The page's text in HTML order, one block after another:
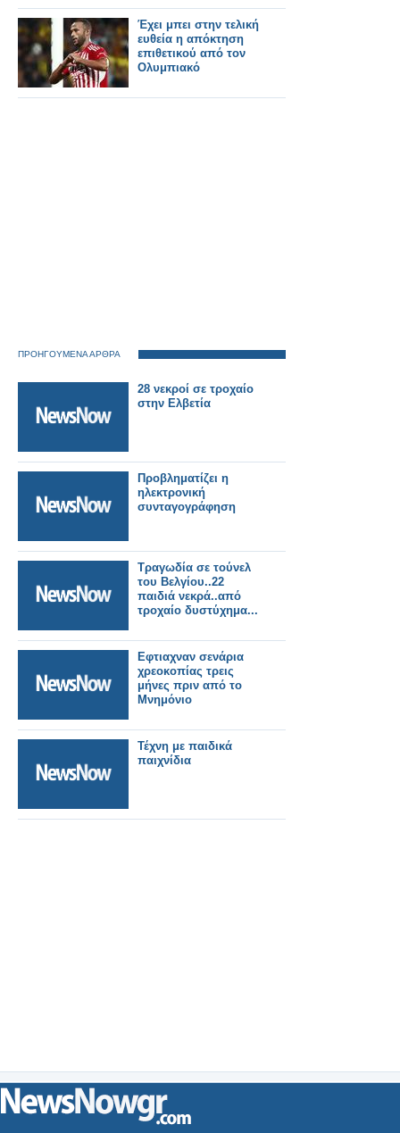
Έχει μπει στην τελική
ευθεία η απόκτηση
επιθετικού από τον
Ολυμπιακό
ΠΡΟΗΓΟΥΜΕΝΑ ΑΡΘΡΑ
28 νεκροί σε τροχαίο
στην Ελβετία
Προβληματίζει η
ηλεκτρονική
συνταγογράφηση
Τραγωδία σε τούνελ
του Βελγίου..22
παιδιά νεκρά..από
τροχαίο δυστύχημα...
Εφτιαχναν σενάρια
χρεοκοπίας τρεις
μήνες πριν από το
Μνημόνιο
Τέχνη με παιδικά
παιχνίδια